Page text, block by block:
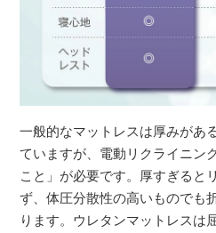
一般的なマットレスは厚みがあ
ていますが、電動リクライニン
こと」が必要です。厚すぎると
ず、体圧分散性の高いものでも
ります。ウレタンマットレスは